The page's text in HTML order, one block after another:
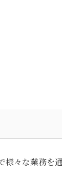
々な業務を